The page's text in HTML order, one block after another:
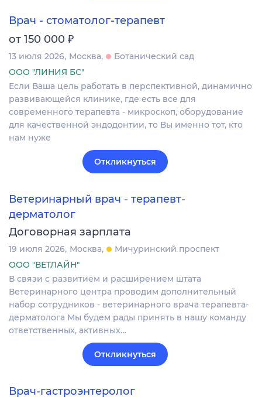
Врач - стоматолог-терапевт
от 150 000 ₽
13 июля 2026 Москва
Ботанический сад
ООО "ЛИНИЯ БС"
Если Ваша цель работать в перспективной, динамично
развивающейся клинике, где есть все для
современного терапевта - микроскоп, оборудование
для качественной эндодонтии, то Вы именно тот, кто
нам нуже
Откликнуться
Ветеринарный врач - терапевт-
дерматолог
Договорная зарплата
19 июля 2026 Москва
Мичуринский проспект
ООО "ВЕТЛАЙН"
В связи с развитием и расширением штата
Ветеринарного центра проводим дополнительный
набор сотрудников - ветеринарного врача терапевта-
дерматолога Мы будем рады принять в нашу команду
ответственных, активных…
Откликнуться
Врач-гастроэнтеролог